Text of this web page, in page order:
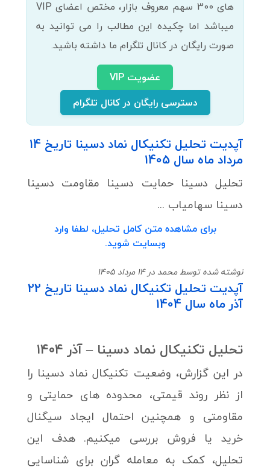
های 300 سهم معروف بازار، مختص اعضای VIP
میباشد اما چکیده این مطالب را می توانید به
صورت رایگان در کانال تلگرام ما داشته باشید.
عضویت VIP
دسترسی رایگان در کانال تلگرام
آپدیت تحلیل تکنیکال نماد دسینا تاریخ 14
مرداد ماه سال 1405
تحلیل دسینا حمایت دسینا مقاومت دسینا
دسینا سهامیاب ...
برای مشاهده متن کامل تحلیل، لطفا وارد
وبسایت شوید.
نوشته شده توسط محمد در 14 مرداد 1405
آپدیت تحلیل تکنیکال نماد دسینا تاریخ 22
آذر ماه سال 1404
تحلیل تکنیکال نماد دسینا– آذر ۱۴۰۴
در این گزارش، وضعیت تکنیکال نماد دسینا را
از نظر روند قیمتی، محدوده های حمایتی و
مقاومتی و همچنین احتمال ایجاد سیگنال
خرید یا فروش بررسی میکنیم. هدف این
تحلیل، کمک به معامله گران برای شناسایی